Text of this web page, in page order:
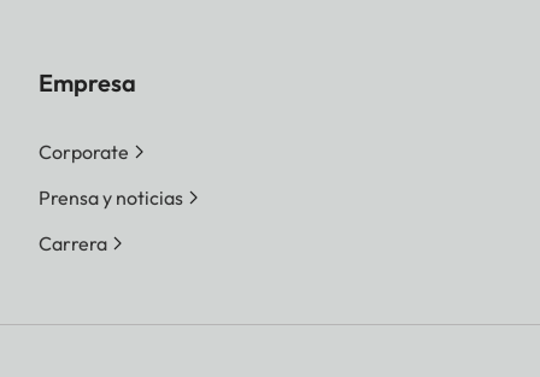
Empresa
Corporate
Prensa y noticias
Carrera